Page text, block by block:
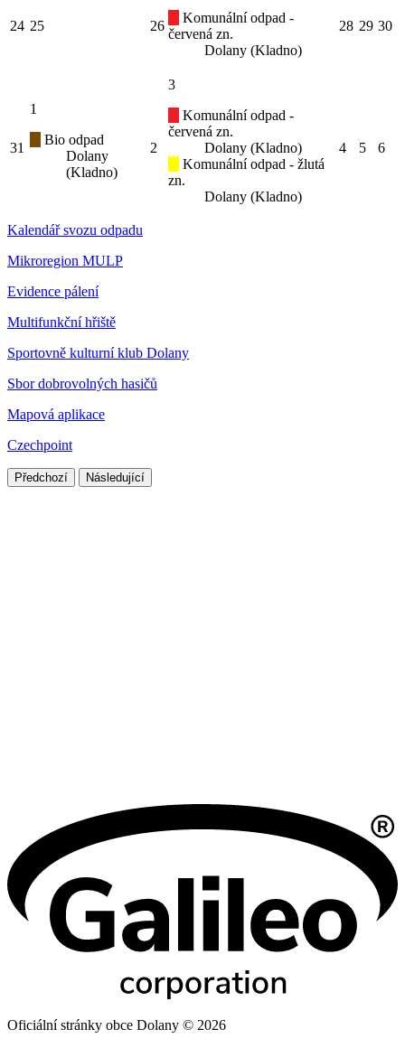
24 25 26
Komunální odpad -
červená zn.
Dolany (Kladno)
28 29 30
31
1
Bio odpad
Dolany
(Kladno)
2
3
Komunální odpad -
červená zn.
Dolany (Kladno)
Komunální odpad - žlutá
zn.
Dolany (Kladno)
4 5 6
Kalendář svozu odpadu
Mikroregion MULP
Evidence pálení
Multifunkční hřiště
Sportovně kulturní klub Dolany
Sbor dobrovolných hasičů
Mapová aplikace
Czechpoint
Předchozí Následující
Oficiální stránky obce Dolany © 2026